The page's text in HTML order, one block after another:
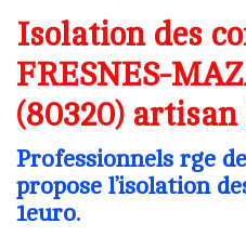
Isolation des
FRESNES-
(80320) artisan
Professionnels rge
propose l’isolation
1euro.